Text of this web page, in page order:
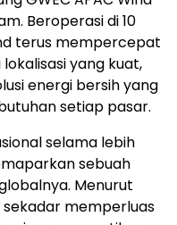
Beroperasi di 10
terus mempercepat
yang kuat,
energi bersih yang
setiap pasar.
selama lebih
sebuah
Menurut
sekadar memperluas